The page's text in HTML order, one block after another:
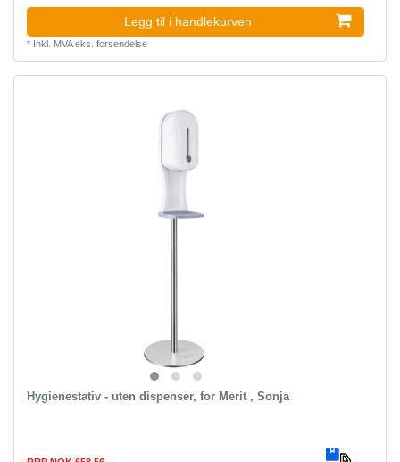
Legg til i handlekurven
* Inkl. MVAeks. forsendelse
Hygienestativ - uten dispenser, for Merit , Sonja